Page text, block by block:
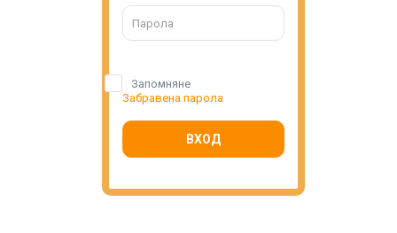
Запомняне
Забравена парола
ВХОД